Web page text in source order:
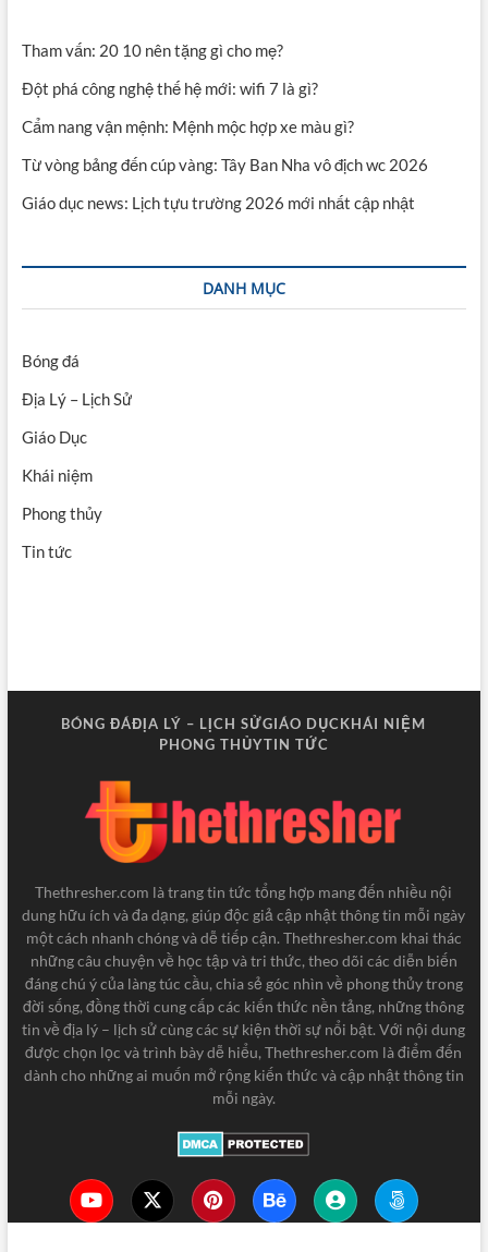
Tham vấn: 20 10 nên tặng gì cho mẹ?
Đột phá công nghệ thế hệ mới: wifi 7 là gì?
Cẩm nang vận mệnh: Mệnh mộc hợp xe màu gì?
Từ vòng bảng đến cúp vàng: Tây Ban Nha vô địch wc 2026
Giáo dục news: Lịch tựu trường 2026 mới nhất cập nhật
DANH MỤC
Bóng đá
Địa Lý – Lịch Sử
Giáo Dục
Khái niệm
Phong thủy
Tin tức
BÓNG ĐÁĐỊA LÝ – LỊCH SỬGIÁO DỤCKHÁI NIỆM
PHONG THỦYTIN TỨC
Thethresher.com là trang tin tức tổng hợp mang đến nhiều nội
dung hữu ích và đa dạng, giúp độc giả cập nhật thông tin mỗi ngày
một cách nhanh chóng và dễ tiếp cận. Thethresher.com khai thác
những câu chuyện về học tập và tri thức, theo dõi các diễn biến
đáng chú ý của làng túc cầu, chia sẻ góc nhìn về phong thủy trong
đời sống, đồng thời cung cấp các kiến thức nền tảng, những thông
tin về địa lý – lịch sử cùng các sự kiện thời sự nổi bật. Với nội dung
được chọn lọc và trình bày dễ hiểu, Thethresher.com là điểm đến
dành cho những ai muốn mở rộng kiến thức và cập nhật thông tin
mỗi ngày.